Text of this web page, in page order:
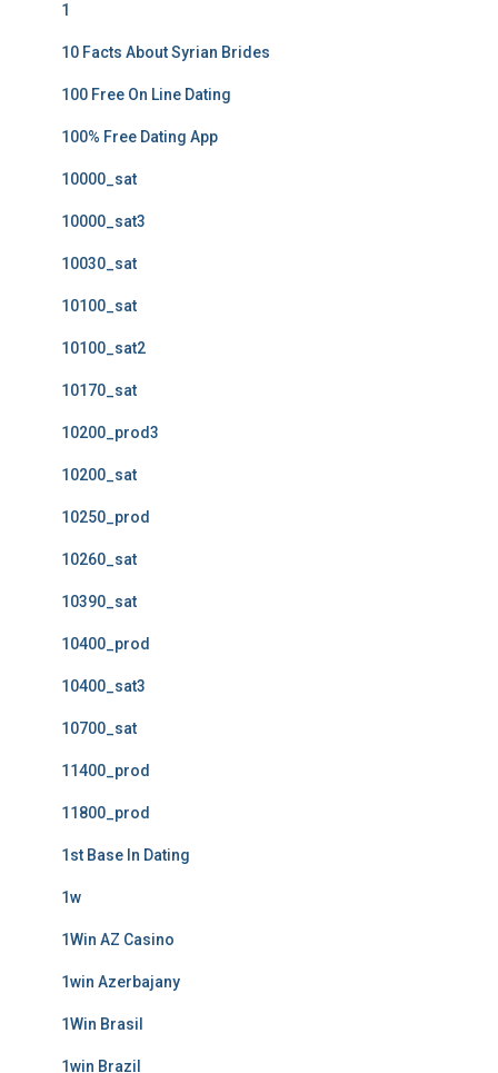
1
10 Facts About Syrian Brides
100 Free On Line Dating
100% Free Dating App
10000_sat
10000_sat3
10030_sat
10100_sat
10100_sat2
10170_sat
10200_prod3
10200_sat
10250_prod
10260_sat
10390_sat
10400_prod
10400_sat3
10700_sat
11400_prod
11800_prod
1st Base In Dating
1w
1Win AZ Casino
1win Azerbajany
1Win Brasil
1win Brazil